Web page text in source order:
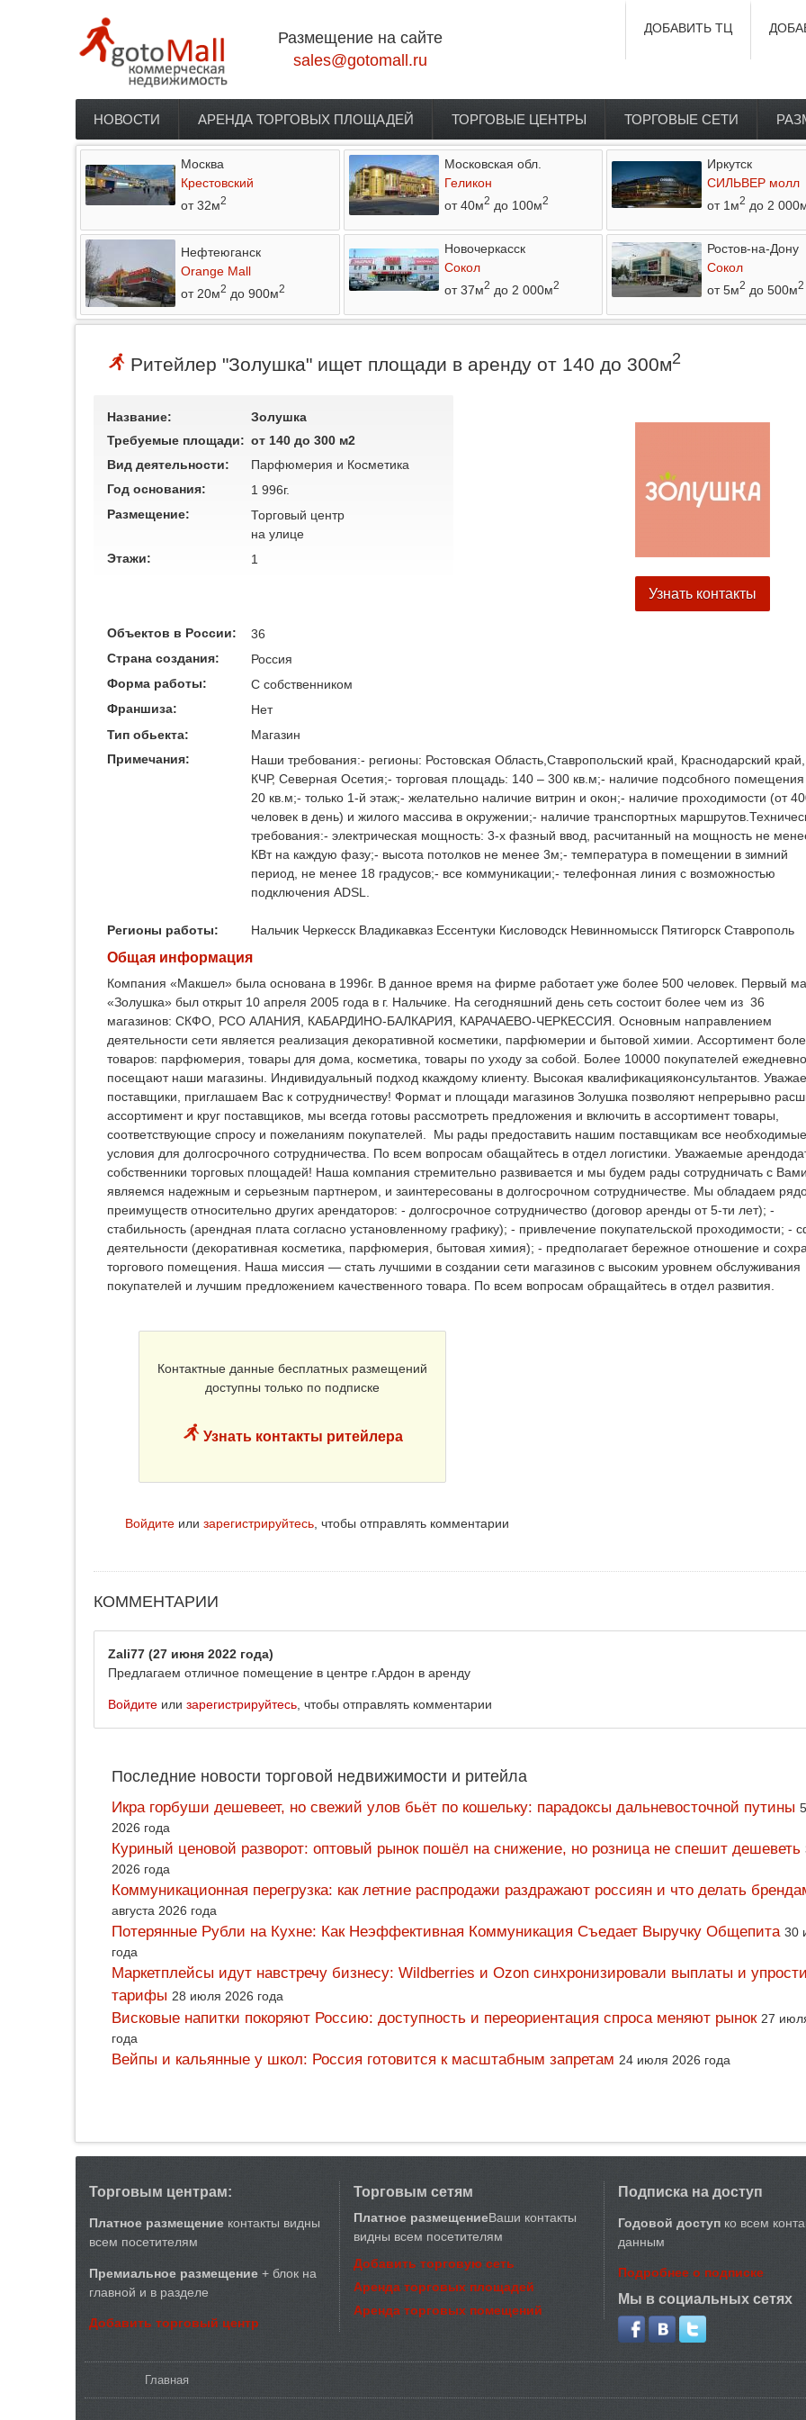
Размещение на сайте
sales@gotomall.ru
ДОБАВИТЬ ТЦ
Главное меню
НОВОСТИ АРЕНДА ТОРГОВЫХ ПЛОЩАДЕЙ ТОРГОВЫЕ ЦЕНТРЫ ТОРГОВЫЕ СЕТИ
Москва
Крестовский
от 32м2
Московская обл.
Геликон
от 40м2 до 100м2
Иркутск
СИЛЬВЕР молл
от 1м2 до 2
Нефтеюганск
Orange Mall
от 20м2 до 900м2
Новочеркасск
Сокол
от 37м2 до 2 000м2
Ростов-на-Дону
Сокол
от 5м2 до 500м2
Ритейлер "Золушка" ищет площади в аренду от 140 до 300м2
Название:
Золушка
Требуемые площади: от 140 до 300 м2
Вид деятельности:
Парфюмерия и Косметика
Год основания:
1 996г.
Размещение:
Торговый центр
на улице
Этажи:
1
Узнать контакты
Объектов в России:
36
Страна создания:
Россия
Форма работы:
C собственником
Франшиза:
Нет
Тип обьекта:
Магазин
Примечания:
Наши требования:- регионы: Ростовская Область,Ставропольский край, Краснодарский
КЧР, Северная Осетия;- торговая площадь: 140 – 300 кв.м;- наличие подсобного помещения
20 кв.м;- только 1-й этаж;- желательно наличие витрин и окон;- наличие проходимости (от
человек в день) и жилого массива в окружении;- наличие транспортных
требования:- электрическая мощность: 3-x фазный ввод, расчитанный на мощность не
КВт на каждую фазу;- высота потолков не менее 3м;- температура в помещении в зимний
период, не менее 18 градусов;- все коммуникации;- телефонная линия с возможностью
подключения ADSL.
Регионы работы: Нальчик Черкесск Владикавказ Ессентуки Кисловодск Невинномысск Пятигорск Ставрополь
Общая информация
Компания «Макшел» была основана в 1996г. В данное время на фирме работает уже более 500 человек. Первый
«Золушка» был открыт 10 апреля 2005 года в г. Нальчике. На сегодняшний день сеть состоит более чем из 36
магазинов: СКФО, РСО АЛАНИЯ, КАБАРДИНО-БАЛКАРИЯ, КАРАЧАЕВО-ЧЕРКЕССИЯ. Основным направлением
деятельности сети является реализация декоративной косметики, парфюмерии и бытовой химии. Ассортимент
товаров: парфюмерия, товары для дома, косметика, товары по уходу за собой. Более 10000 покупателей ежедневно
посещают наши магазины. Индивидуальный подход ккаждому клиенту. Высокая квалификацияконсультантов.
поставщики, приглашаем Вас к сотрудничеству! Формат и площади магазинов Золушка позволяют непрерывно
ассортимент и круг поставщиков, мы всегда готовы рассмотреть предложения и включить в ассортимент товары,
соответствующие спросу и пожеланиям покупателей. Мы рады предоставить нашим поставщикам все необходимые
условия для долгосрочного сотрудничества. По всем вопросам обащайтесь в отдел логистики. Уважаемые
собственники торговых площадей! Наша компания стремительно развивается и мы будем рады сотрудничать с
являемся надежным и серьезным партнером, и заинтересованы в долгосрочном сотрудничестве. Мы обладаем
преимуществ относительно других арендаторов: - долгосрочное сотрудничество (договор аренды от 5-ти лет); -
стабильность (арендная плата согласно установленному графику); - привлечение покупательской проходимости; -
деятельности (декоративная косметика, парфюмерия, бытовая химия); - предполагает бережное отношение и
торгового помещения. Наша миссия — стать лучшими в создании сети магазинов с высоким уровнем обслуживания
покупателей и лучшим предложением качественного товара. По всем вопросам обращайтесь в отдел развития.
Контактные данные бесплатных размещений
доступны только по подписке
Узнать контакты ритейлера
Войдите или зарегистрируйтесь, чтобы отправлять комментарии
КОММЕНТАРИИ
Zali77 (27 июня 2022 года)
Предлагаем отличное помещение в центре г.Ардон в аренду
Войдите или зарегистрируйтесь , чтобы отправлять комментарии
Последние новости торговой недвижимости и ритейла
Икра горбуши дешевеет, но свежий улов бьёт по кошельку: парадоксы дальневосточной путины
2026 года
Куриный ценовой разворот: оптовый рынок пошёл на снижение, но розница не спешит дешеветь
2026 года
Коммуникационная перегрузка: как летние распродажи раздражают россиян и что делать
августа 2026 года
Потерянные Рубли на Кухне: Как Неэффективная Коммуникация Съедает Выручку Общепита 30
года
Маркетплейсы идут навстречу бизнесу: Wildberries и Ozon синхронизировали выплаты и
тарифы 28 июля 2026 года
Висковые напитки покоряют Россию: доступность и переориентация спроса меняют рынок 27
года
Вейпы и кальянные у школ: Россия готовится к масштабным запретам 24 июля 2026 года
Торговым центрам:
Платное размещение контакты видны
всем посетителям
Премиальное размещение + блок на
главной и в разделе
Добавить торговый центр
Торговым сетям
Платное размещениеВаши контакты
видны всем посетителям
Добавить торговую сеть
Аренда торговых площадей
Аренда торговых помещений
Подписка на доступ
Годовой доступ ко всем
данным
Подробнее о подписке
Мы в социальных сетях
Главная